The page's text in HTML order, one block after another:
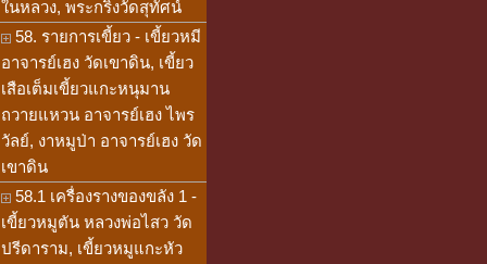
ในหลวง, พระกริ่งวัดสุทัศน์
58. รายการเขี้ยว - เขี้ยวหมี
อาจารย์เฮง วัดเขาดิน, เขี้ยว
เสือเต็มเขี้ยวแกะหนุมาน
ถวายแหวน อาจารย์เฮง ไพร
วัลย์, งาหมูป่า อาจารย์เฮง วัด
เขาดิน
58.1 เครื่องรางของขลัง 1 -
เขี้ยวหมูตัน หลวงพ่อไสว วัด
ปรีดาราม, เขี้ยวหมูแกะหัว